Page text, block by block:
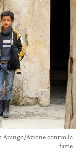
Arango/Azione contro la
fame